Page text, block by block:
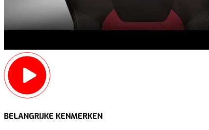
BELANGRIJKE KENMERKEN